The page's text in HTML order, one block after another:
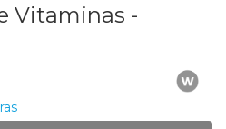
Vitaminas -